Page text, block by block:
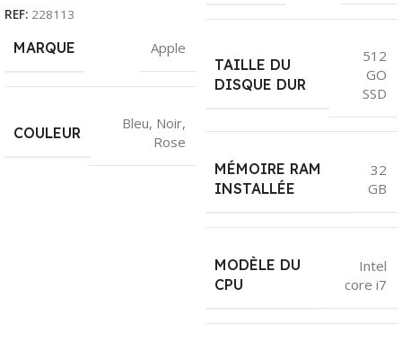
REF: 228113
MARQUE Apple
COULEUR
Bleu, Noir,
Rose
TAILLE DU
DISQUE DUR
512
GO
SSD
MÉMOIRE RAM
INSTALLÉE
32
GB
MODÈLE DU
CPU
Intel
core i7